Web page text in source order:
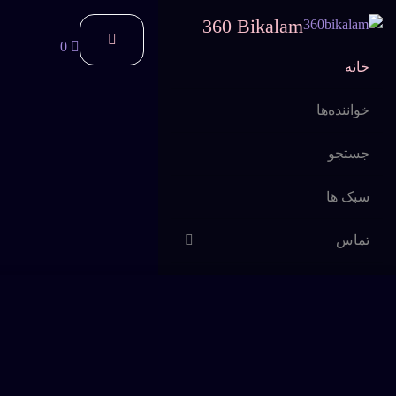
360 Bikalam
خانه
خواننده‌ها
جستجو
سبک ها
تماس
0